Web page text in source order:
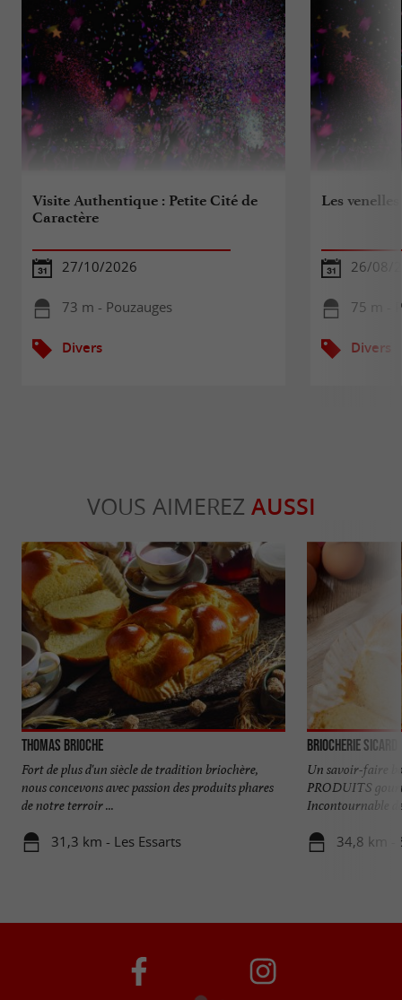
Visite Authentique : Petite Cité de
Caractère
27/10/2026
73 m - Pouzauges
Divers
Les
26/08/
75 m -
Divers
VOUS AIMEREZ AUSSI
Thomas Brioche
Fort de plus d'un siècle de tradition briochère,
nous concevons avec passion des produits phares
de notre terroir ...
31,3 km - Les Essarts
Briocherie Sicard
Un savoir-faire
PRODUITS
Incontournable
34,8 km -